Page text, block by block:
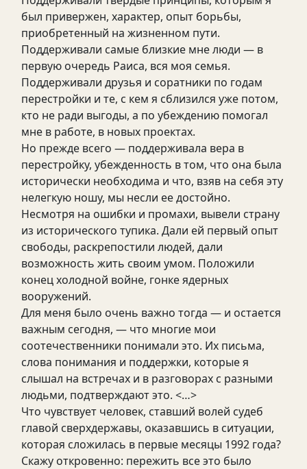
был привержен, характер, опыт борьбы,
приобретенный на жизненном пути.
Поддерживали самые близкие мне люди — в
первую очередь Раиса, вся моя семья.
Поддерживали друзья и соратники по годам
перестройки и те, с кем я сблизился уже потом,
кто не ради выгоды, а по убеждению помогал
мне в работе, в новых проектах.
Но прежде всего — поддерживала вера в
перестройку, убежденность в том, что она была
исторически необходима и что, взяв на себя эту
нелегкую ношу, мы несли ее достойно.
Несмотря на ошибки и промахи, вывели страну
из исторического тупика. Дали ей первый опыт
свободы, раскрепостили людей, дали
возможность жить своим умом. Положили
конец холодной войне, гонке ядерных
вооружений.
Для меня было очень важно тогда — и остается
важным сегодня, — что многие мои
соотечественники понимали это. Их письма,
слова понимания и поддержки, которые я
слышал на встречах и в разговорах с разными
людьми, подтверждают это. <…>
Что чувствует человек, ставший волей судеб
главой сверхдержавы, оказавшись в ситуации,
которая сложилась в первые месяцы 1992 года?
Скажу откровенно: пережить все это было